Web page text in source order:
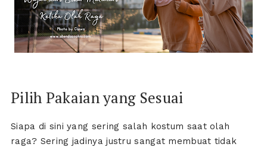
Pilih Pakaian yang Sesuai
Siapa di sini yang sering salah kostum saat olah
raga? Sering jadinya justru sangat membuat tidak